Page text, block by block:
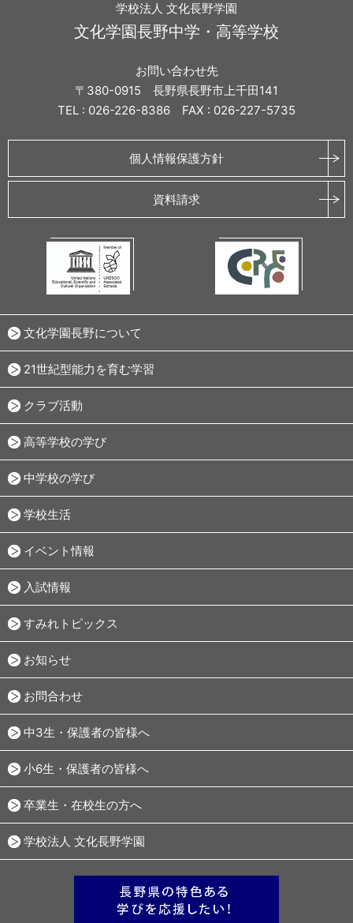
学校法人 文化長野学園
文化学園長野中学・高等学校
お問い合わせ先
〒380-0915 長野県長野市上千田141
TEL : 026-226-8386 FAX : 026-227-5735
個人情報保護方針
資料請求
文化学園長野について
21世紀型能力を育む学習
クラブ活動
高等学校の学び
中学校の学び
学校生活
イベント情報
入試情報
すみれトピックス
お知らせ
お問合わせ
中3生・保護者の皆様へ
小6生・保護者の皆様へ
卒業生・在校生の方へ
学校法人 文化長野学園